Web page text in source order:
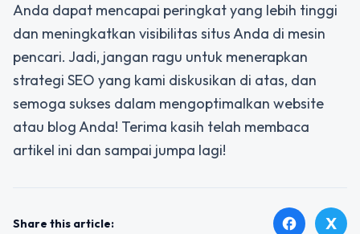
Anda dapat mencapai peringkat yang lebih tinggi
dan meningkatkan visibilitas situs Anda di mesin
pencari. Jadi, jangan ragu untuk menerapkan
strategi SEO yang kami diskusikan di atas, dan
semoga sukses dalam mengoptimalkan website
atau blog Anda! Terima kasih telah membaca
artikel ini dan sampai jumpa lagi!
Share this article: facebook X